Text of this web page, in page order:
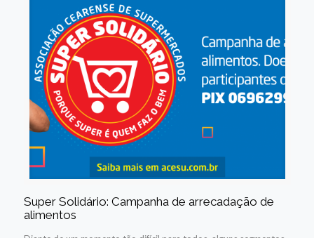
Super Solidário: Campanha de arrecadação de
alimentos